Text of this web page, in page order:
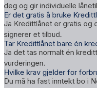
deg og gir individuelle
Er det gratis å bruke
Ja Kredittlånet er gratis og
signerer et tilbud.
Tar Kredittlånet bare én
Ja det tas normalt én
vurderingen.
Hvilke krav gjelder for
Du må ha fast inntekt bo i